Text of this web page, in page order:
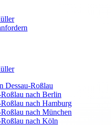
Dessau-Roßlau
nach Berlin
nach Hamburg
nach München
nach Köln